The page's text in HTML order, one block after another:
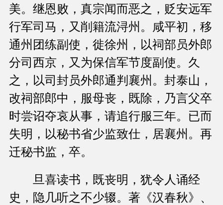
美。继恩败，真宗闻而恶之，贬安远军
行军司马，又削籍流浔州。咸平初，移
通州团练副使，徙徐州，以祠部员外郎
分司西京，又为保信军节度副使。久
之，以司封员外郎通判襄州。封泰山，
改祠部郎中，服母丧，既除，乃言父卒
时尝诏夺哀从事，请追行服三年。已而
失明，以秘书省少监致仕，居襄州。再
迁秘书监，卒。
旦喜读书，既丧明，犹令人诵经
史，隐几听之不少辍。著《汉春秋》、